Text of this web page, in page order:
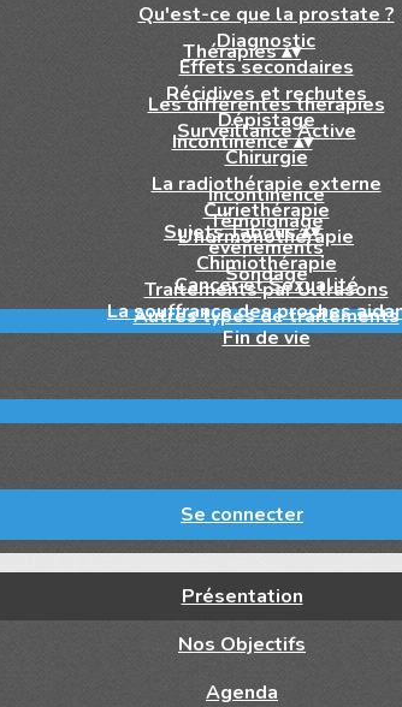
Qu'est-ce que la prostate ?
Diagnostic
Effets secondaires
Récidives et rechutes
Dépistage
Thérapies▴▾
Les différentes thérapies
Surveillance Active
Chirurgie
La radiothérapie externe
Curiethérapie
L'hormonothérapie
Chimiothérapie
Traitements par Ultrasons
Autres types de traitements
Incontinence▴▾
Incontinence
Témoignage
événements
Sondage
Sujets Tabous▴▾
Cancer et Sexualité
La souffrance des proches
Fin de vie
Se connecter
Présentation
Nos Objectifs
Agenda